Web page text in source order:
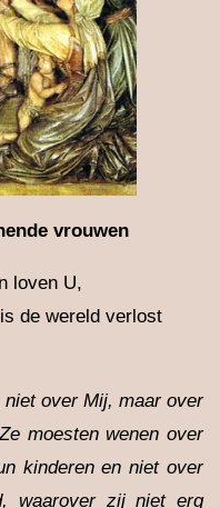
vrouwen
loven U,
de wereld verlost
over Mij, maar over
moesten wenen over
kinderen en niet over
waarover zij niet erg